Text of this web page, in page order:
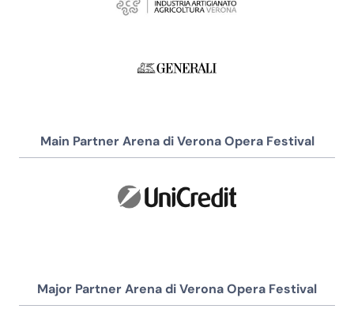
Main Partner Arena di Verona Opera Festival
Major Partner Arena di Verona Opera Festival